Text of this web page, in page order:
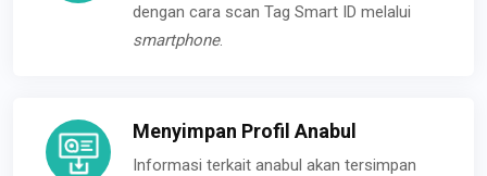
dengan cara scan Tag Smart ID melalui
smartphone.
Menyimpan Profil Anabul
Informasi terkait anabul akan tersimpan